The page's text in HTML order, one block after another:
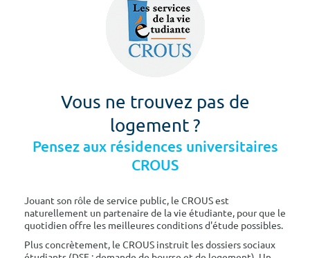
Vous ne trouvez pas de
logement ?
Pensez aux résidences universitaires
CROUS
Jouant son rôle de service public, le CROUS est
naturellement un partenaire de la vie étudiante, pour que le
quotidien offre les meilleures conditions d'étude possibles.
Plus concrètement, le CROUS instruit les dossiers sociaux